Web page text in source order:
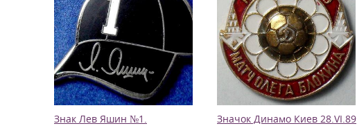
Знак Лев Яшин №1.
Значок Динамо Киев 28.VI.89